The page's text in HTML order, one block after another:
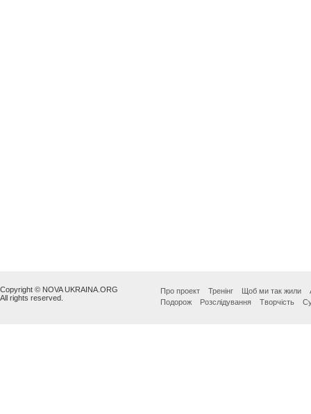
Copyright © NOVA UKRAINA.ORG
All rights reserved.
Про проект Тренінг Щоб ми так жили
Подорож
Розслідування Творчість